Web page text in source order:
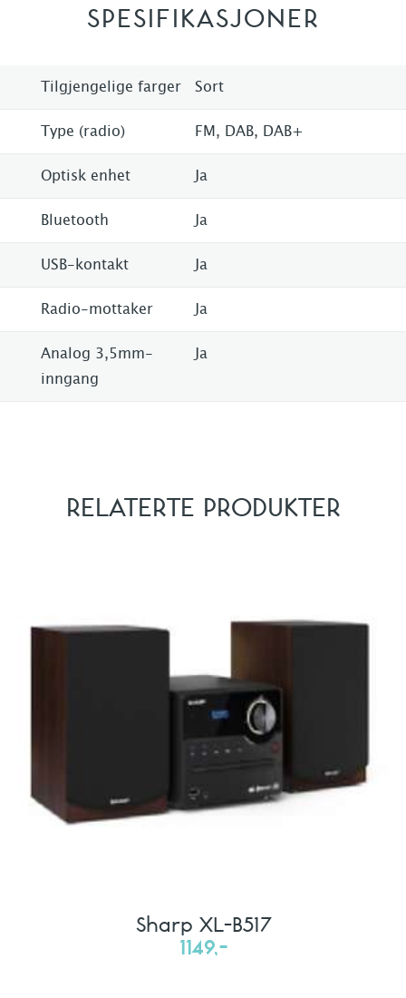
SPESIFIKASJONER
Tilgjengelige farger Sort
Type (radio) FM, DAB, DAB+
Optisk enhet Ja
Bluetooth Ja
USB-kontakt Ja
Radio-mottaker Ja
Analog 3,5mm-
inngang
Ja
RELATERTE PRODUKTER
Sharp XL-B517
1149,-